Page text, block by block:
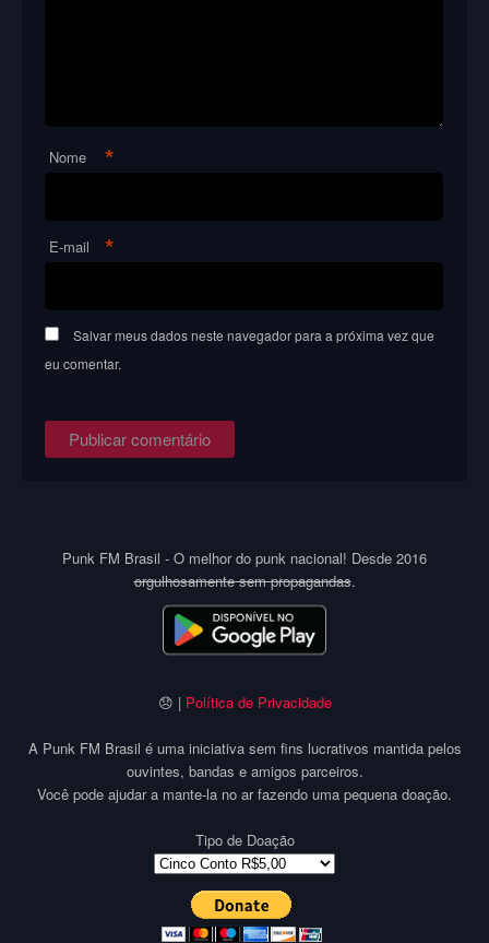
Nome *
E-mail *
Salvar meus dados neste navegador para a próxima vez que
eu comentar.
Punk FM Brasil - O melhor do punk nacional! Desde 2016
orgulhosamente sem propagandas.
😞 | Política de Privacidade
A Punk FM Brasil é uma iniciativa sem fins lucrativos mantida pelos
ouvintes, bandas e amigos parceiros.
Você pode ajudar a mante-la no ar fazendo uma pequena doação.
Tipo de Doação